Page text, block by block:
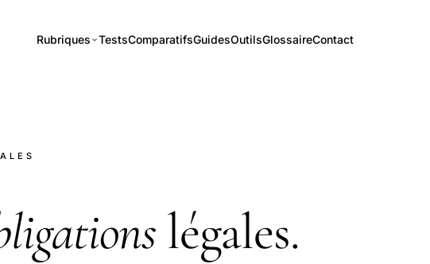
Rubriques TestsComparatifsGuidesOutilsGlossaireContact
légales.